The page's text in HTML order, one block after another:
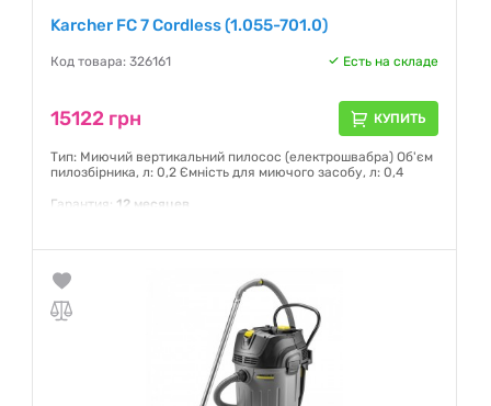
Karcher FC 7 Cordless (1.055-701.0)
Код товара: 326161 Есть на складе
15122 грн КУПИТЬ
Тип: Миючий вертикальний пилосос (електрошвабра) Об'єм
пилозбірника, л: 0,2 Ємність для миючого засобу, л: 0,4
Гарантия: 12 месяцев